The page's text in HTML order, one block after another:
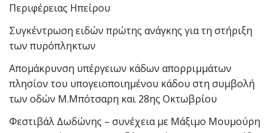
Περιφέρειας Ηπείρου
Συγκέντρωση ειδών πρώτης ανάγκης για τη στήριξη
των πυρόπληκτων
Απομάκρυνση υπέργειων κάδων απορριμμάτων
πλησίον του υπογειοποιημένου κάδου στη συμβολή
των οδών Μ.Μπότσαρη και 28ης Οκτωβρίου
Φεστιβάλ Δωδώνης – συνέχεια με Μάξιμο Μουμούρη